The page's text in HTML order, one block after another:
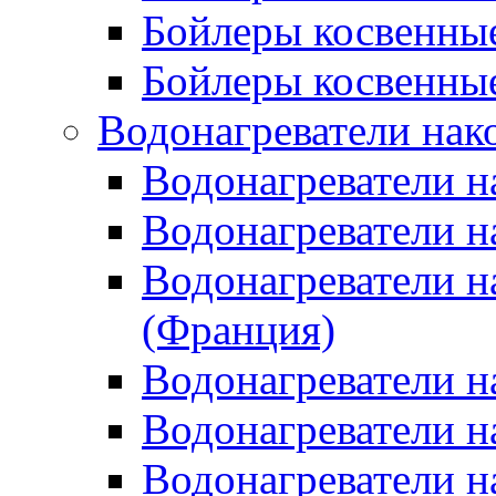
Бойлеры
Бойлеры
Водонагреватели
Водонагреватели
Водонагреватели
Водонагреватели
(Франция)
Водонагреватели
Водонагреватели
Водонагреватели